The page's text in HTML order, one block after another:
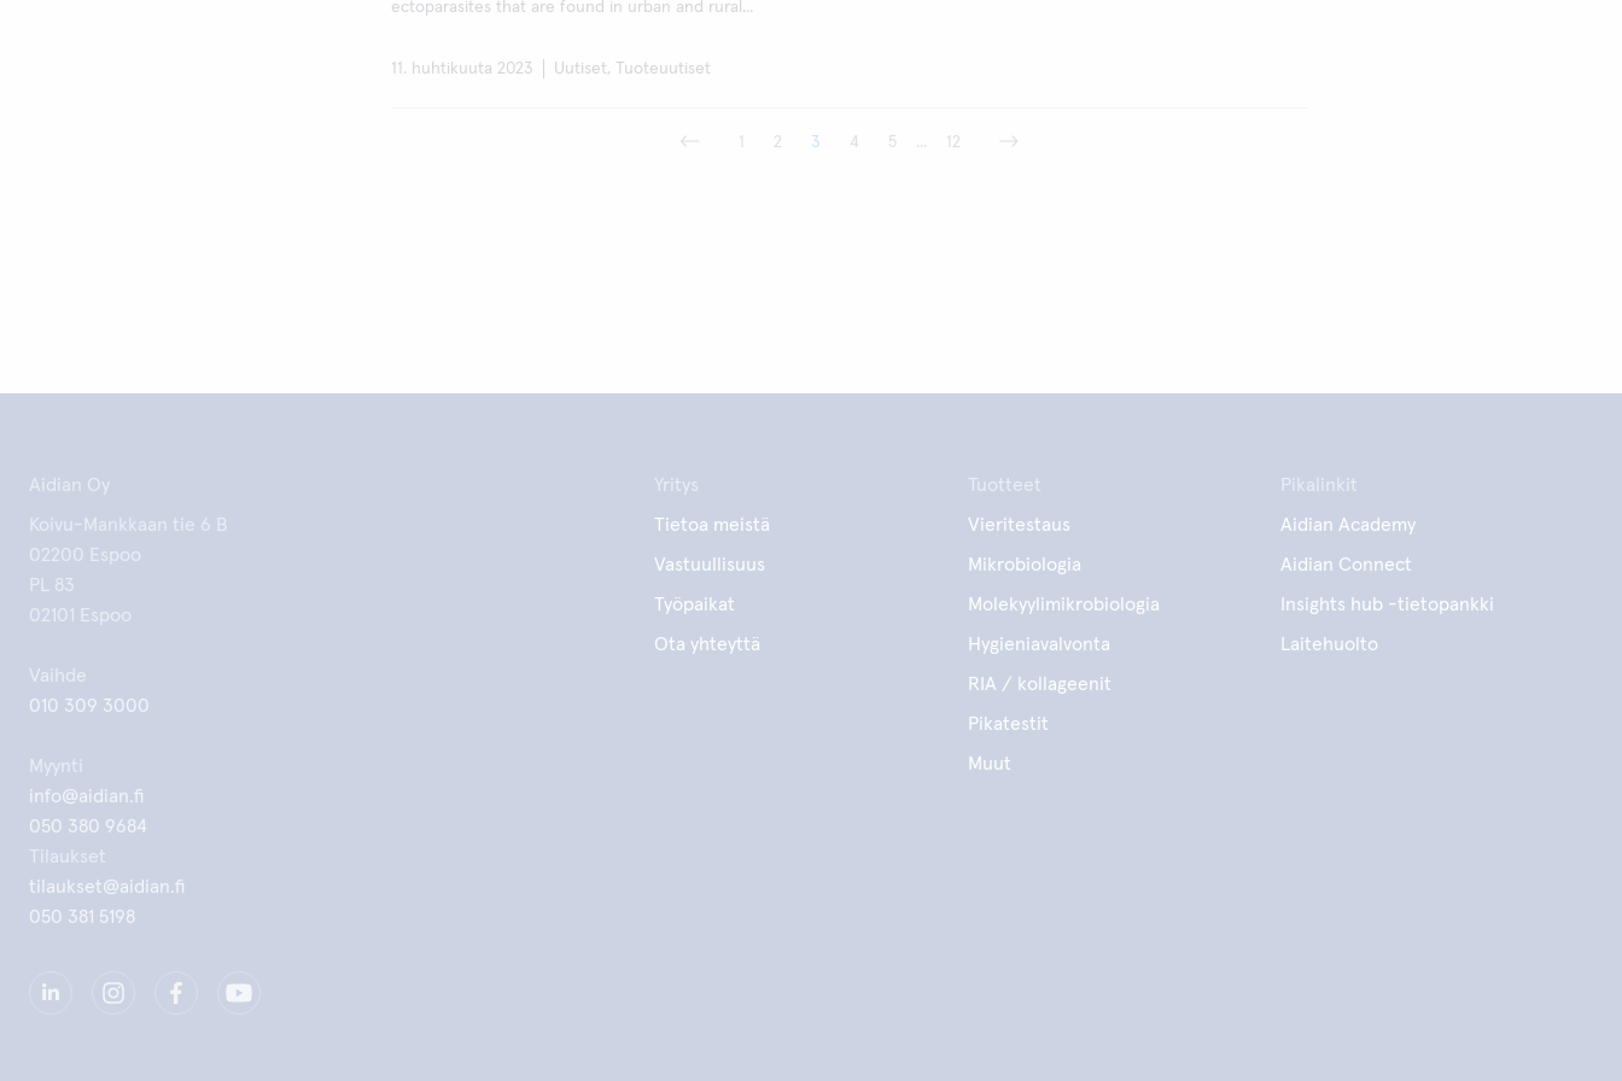
ectoparasites that are found in urban and rural...
11. huhtikuuta 2023 Uutiset, Tuoteuutiset
1 2 3 4 5 ... 12
Aidian Oy
Koivu-Mankkaan tie 6 B
02200 Espoo
PL 83
02101 Espoo
Vaihde
010 309 3000
Myynti
info@aidian.fi
050 380 9684
Tilaukset
tilaukset@aidian.fi
050 381 5198
Yritys
Tietoa meistä
Vastuullisuus
Työpaikat
Ota yhteyttä
Tuotteet
Vieritestaus
Mikrobiologia
Molekyylimikrobiologia
Hygieniavalvonta
RIA / kollageenit
Pikatestit
Muut
Pikalinkit
Aidian Academy
Aidian Connect
Insights hub -tietopankki
Laitehuolto